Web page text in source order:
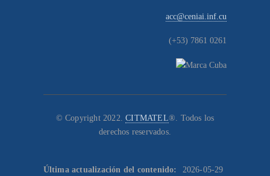
acc@ceniai.inf.cu
(+53) 7861 0261
© Copyright 2022.CITMATEL®. Todos los
derechos reservados.
Última actualización del contenido: 2026-05-29